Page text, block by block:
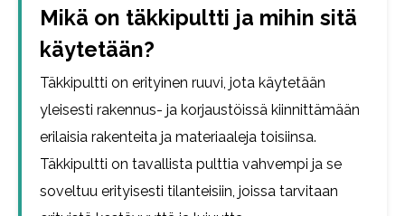
Mikä on täkkipultti ja mihin sitä
käytetään?
Täkkipultti on erityinen ruuvi, jota käytetään
yleisesti rakennus- ja korjaustöissä kiinnittämään
erilaisia rakenteita ja materiaaleja toisiinsa.
Täkkipultti on tavallista pulttia vahvempi ja se
soveltuu erityisesti tilanteisiin, joissa tarvitaan